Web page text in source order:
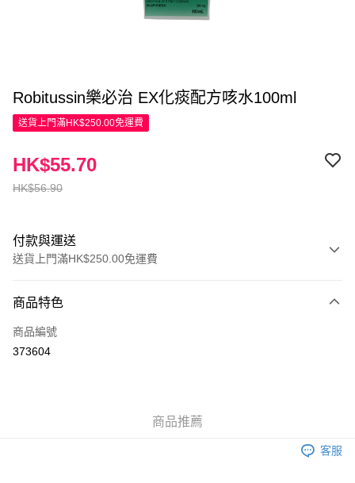
Robitussin樂必治 EX化痰配方咳水100ml
送貨上門滿HK$250.00免運費
HK$56.90
HK$55.70
付款與運送
送貨上門滿HK$250.00免運費
信用卡
Apple Pay
商品特色
商品編號
373604
商品推薦
客服